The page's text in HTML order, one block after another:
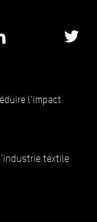
l’impact
textile